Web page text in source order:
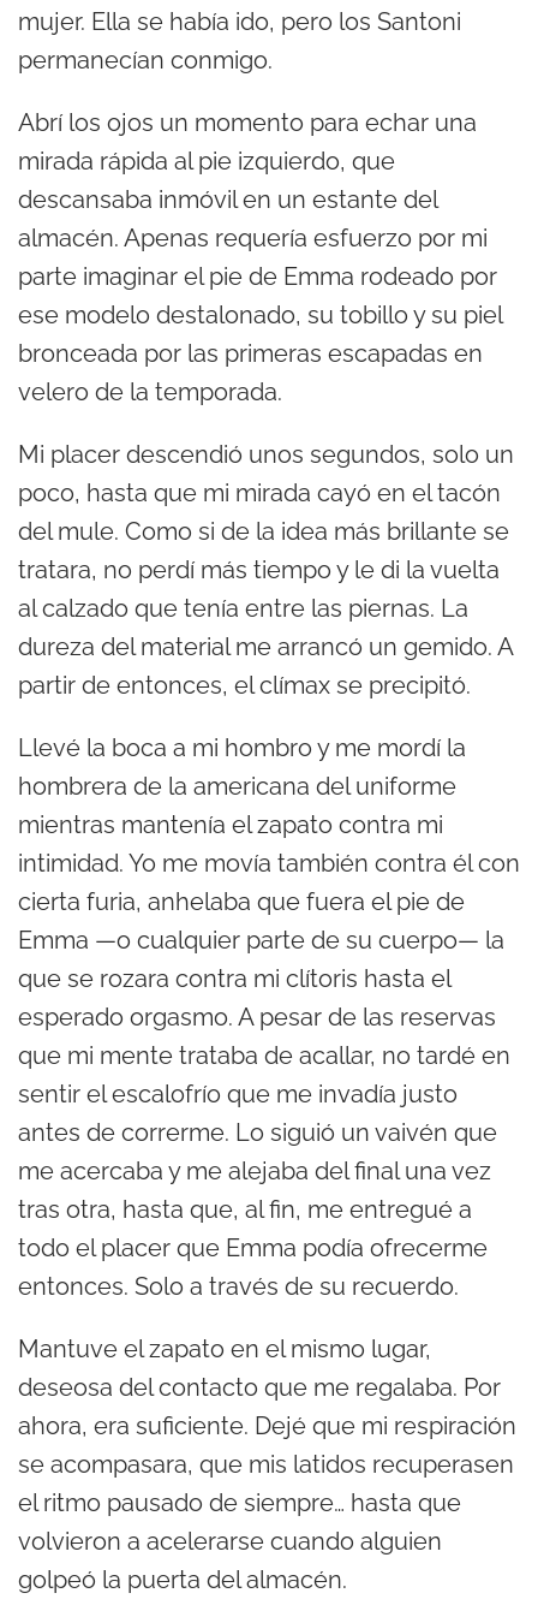
mujer. Ella se había ido, pero los Santoni
permanecían conmigo.
Abrí los ojos un momento para echar una
mirada rápida al pie izquierdo, que
descansaba inmóvil en un estante del
almacén. Apenas requería esfuerzo por mi
parte imaginar el pie de Emma rodeado por
ese modelo destalonado, su tobillo y su piel
bronceada por las primeras escapadas en
velero de la temporada.
Mi placer descendió unos segundos, solo un
poco, hasta que mi mirada cayó en el tacón
del mule. Como si de la idea más brillante se
tratara, no perdí más tiempo y le di la vuelta
al calzado que tenía entre las piernas. La
dureza del material me arrancó un gemido. A
partir de entonces, el clímax se precipitó.
Llevé la boca a mi hombro y me mordí la
hombrera de la americana del uniforme
mientras mantenía el zapato contra mi
intimidad. Yo me movía también contra él con
cierta furia, anhelaba que fuera el pie de
Emma —o cualquier parte de su cuerpo— la
que se rozara contra mi clítoris hasta el
esperado orgasmo. A pesar de las reservas
que mi mente trataba de acallar, no tardé en
sentir el escalofrío que me invadía justo
antes de correrme. Lo siguió un vaivén que
me acercaba y me alejaba del final una vez
tras otra, hasta que, al fin, me entregué a
todo el placer que Emma podía ofrecerme
entonces. Solo a través de su recuerdo.
Mantuve el zapato en el mismo lugar,
deseosa del contacto que me regalaba. Por
ahora, era suficiente. Dejé que mi respiración
se acompasara, que mis latidos recuperasen
el ritmo pausado de siempre… hasta que
volvieron a acelerarse cuando alguien
golpeó la puerta del almacén.